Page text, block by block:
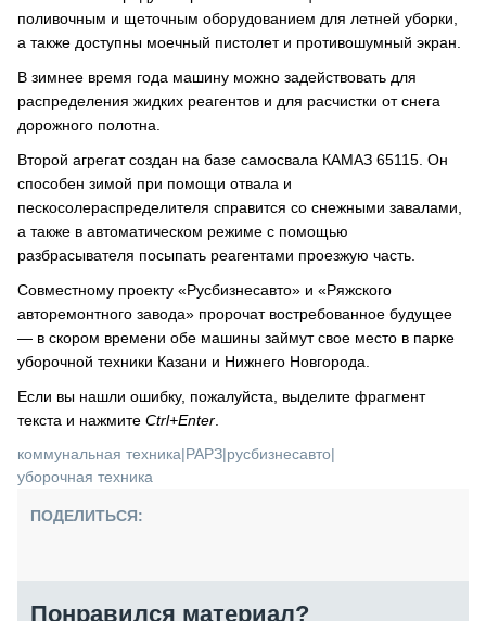
поливочным и щеточным оборудованием для летней уборки,
а также доступны моечный пистолет и противошумный экран.
В зимнее время года машину можно задействовать для
распределения жидких реагентов и для расчистки от снега
дорожного полотна.
Второй агрегат создан на базе самосвала КАМАЗ 65115. Он
способен зимой при помощи отвала и
пескосолераспределителя справится со снежными завалами,
а также в автоматическом режиме с помощью
разбрасывателя посыпать реагентами проезжую часть.
Совместному проекту «Русбизнесавто» и «Ряжского
авторемонтного завода» пророчат востребованное будущее
— в скором времени обе машины займут свое место в парке
уборочной техники Казани и Нижнего Новгорода.
Если вы нашли ошибку, пожалуйста, выделите фрагмент
текста и нажмите Ctrl+Enter
коммунальная техника|РАРЗ|русбизнесавто|
уборочная техника
ПОДЕЛИТЬСЯ:
Понравился материал?